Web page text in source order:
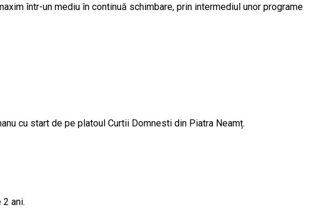
într-un mediu în continuă schimbare, prin intermediul unor programe
cu start de pe platoul Curtii Domnesti din Piatra Neamț.
ani.